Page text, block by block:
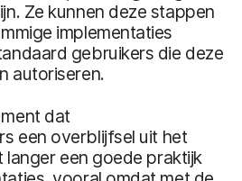
Ze kunnen deze stappen
implementaties
gebruikers die deze
autoriseren.
dat
een overblijfsel uit het
langer een goede praktijk